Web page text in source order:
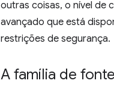
outras coisas, o nível de
avançado que está
restrições de segurança.
A família de